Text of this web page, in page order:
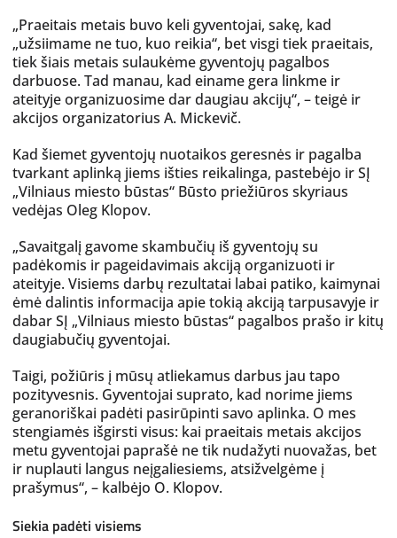
„Praeitais metais buvo keli gyventojai, sakę, kad
„užsiimame ne tuo, kuo reikia“, bet visgi tiek praeitais,
tiek šiais metais sulaukėme gyventojų pagalbos
darbuose. Tad manau, kad einame gera linkme ir
ateityje organizuosime dar daugiau akcijų“, – teigė ir
akcijos organizatorius A. Mickevič.
Kad šiemet gyventojų nuotaikos geresnės ir pagalba
tvarkant aplinką jiems išties reikalinga, pastebėjo ir SĮ
„Vilniaus miesto būstas“ Būsto priežiūros skyriaus
vedėjas Oleg Klopov.
„Savaitgalį gavome skambučių iš gyventojų su
padėkomis ir pageidavimais akciją organizuoti ir
ateityje. Visiems darbų rezultatai labai patiko, kaimynai
ėmė dalintis informacija apie tokią akciją tarpusavyje ir
dabar SĮ „Vilniaus miesto būstas“ pagalbos prašo ir kitų
daugiabučių gyventojai.
Taigi, požiūris į mūsų atliekamus darbus jau tapo
pozityvesnis. Gyventojai suprato, kad norime jiems
geranoriškai padėti pasirūpinti savo aplinka. O mes
stengiamės išgirsti visus: kai praeitais metais akcijos
metu gyventojai paprašė ne tik nudažyti nuovažas, bet
ir nuplauti langus neįgaliesiems, atsižvelgėme į
prašymus“, – kalbėjo O. Klopov.
Siekia padėti visiems